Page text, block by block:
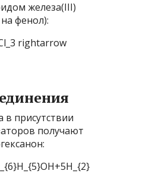
железа(III)
фенол):
rightarrow
присутствии
получают